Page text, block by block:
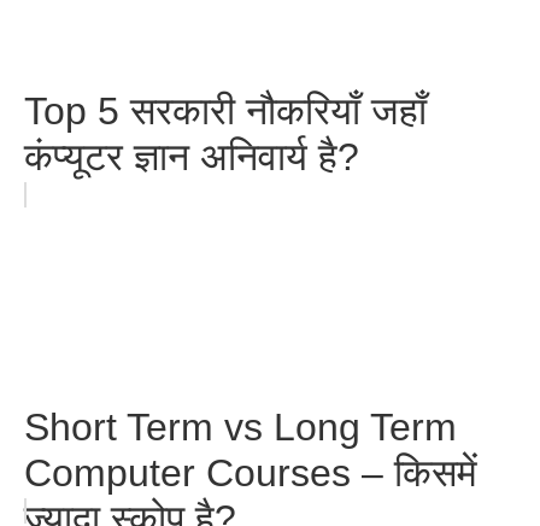
Top 5 सरकारी नौकरियाँ जहाँ
कंप्यूटर ज्ञान अनिवार्य है?
Short Term vs Long Term
Computer Courses – किसमें